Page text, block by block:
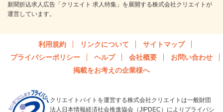
新聞折込求人広告「クリエイト 求人特集」を展開する株式会社クリエイトが
運営しています。
利用規約 リンクについて
サイトマップ
プライバシーポリシー
ヘルプ 会社概要
お問い合わせ
掲載をお考えの企業様へ
クリエイトバイトを運営する株式会社クリエイトは一般財団
法人日本情報経済社会推進協会（JIPDEC）によりプライバシ